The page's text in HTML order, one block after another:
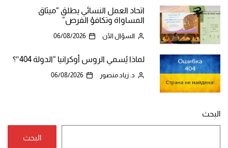
اتحاد العمل النسائي يطلق “ميثاق
المساواة وتكافؤ الفرص”
السؤال الآن 06/08/2026
لماذا يُسمي الروس أوكرانيا “الدولة 404″؟
د. زياد منصور 06/08/2026
البحث
البحث